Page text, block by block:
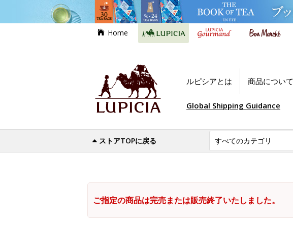
Home
ルピシアとは 商品について
Global Shipping Guidance
ストアTOPに戻る
ご指定の商品は完売または販売終了いたしました。